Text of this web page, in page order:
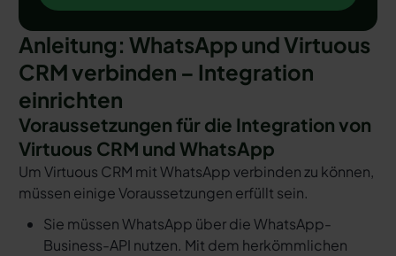
Anleitung: WhatsApp und Virtuous
CRM verbinden – Integration
einrichten
Voraussetzungen für die Integration von
Virtuous CRM und WhatsApp
Um Virtuous CRM mit WhatsApp verbinden zu können,
müssen einige Voraussetzungen erfüllt sein.
Sie müssen WhatsApp über die WhatsApp-
Business-API nutzen. Mit dem herkömmlichen